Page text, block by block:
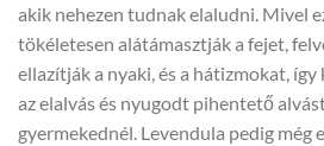
akik nehezen tudnak elaludni. Mivel
tökéletesen alátámasztják a fejet,
ellazítják a nyaki, és a hátizmokat,
az elalvás és nyugodt pihentető
gyermekednél. Levendula pedig még